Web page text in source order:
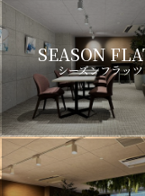
SEASON
シーズンフラッツ